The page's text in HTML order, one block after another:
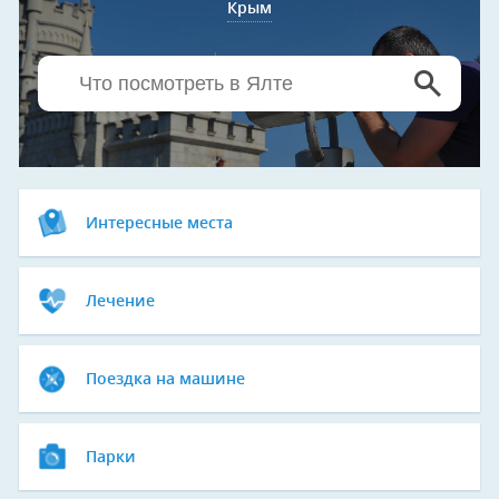
Крым
Интересные места
Лечение
Поездка на машине
Парки